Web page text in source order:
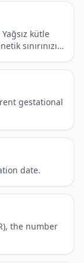
kütle
sınırınızı
gestational
date.
the number